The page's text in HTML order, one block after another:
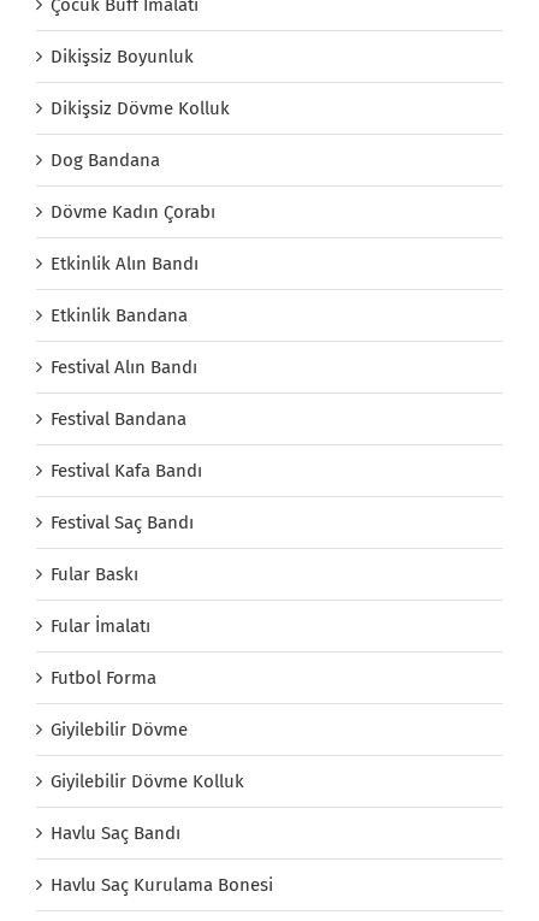
Çocuk Buff İmalatı
Dikişsiz Boyunluk
Dikişsiz Dövme Kolluk
Dog Bandana
Dövme Kadın Çorabı
Etkinlik Alın Bandı
Etkinlik Bandana
Festival Alın Bandı
Festival Bandana
Festival Kafa Bandı
Festival Saç Bandı
Fular Baskı
Fular İmalatı
Futbol Forma
Giyilebilir Dövme
Giyilebilir Dövme Kolluk
Havlu Saç Bandı
Havlu Saç Kurulama Bonesi